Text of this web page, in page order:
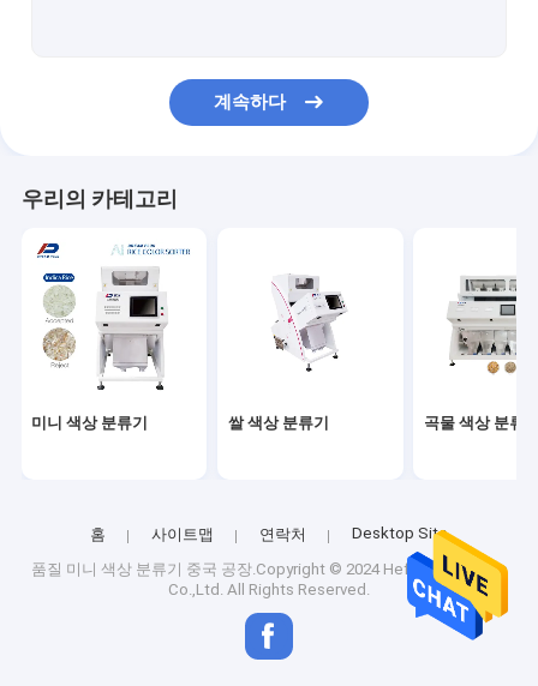
계속하다
우리의 카테고리
미니 색상 분류기 쌀 색상 분류기 곡물 색상 분류
홈 사이트맵 연락처 Desktop Site
품질 미니 색상 분류기
중국 공장.Copyright © 2024 Hefei Dream Plus
Co.,Ltd. All Rights Reserved.